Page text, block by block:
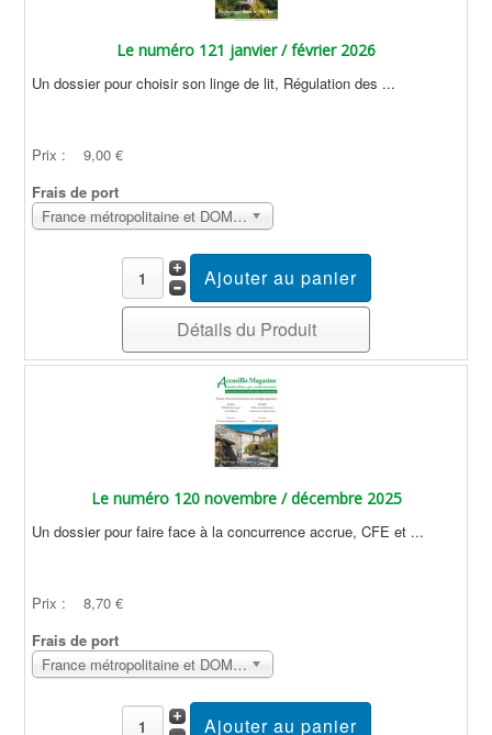
Le numéro 121 janvier / février 2026
Un dossier pour choisir son linge de lit, Régulation des ...
Prix :
9,00 €
Frais de port
France métropolitaine et DOM Sans surcoût
Détails du Produit
Le numéro 120 novembre / décembre 2025
Un dossier pour faire face à la concurrence accrue, CFE et ...
Prix :
8,70 €
Frais de port
France métropolitaine et DOM Sans surcoût